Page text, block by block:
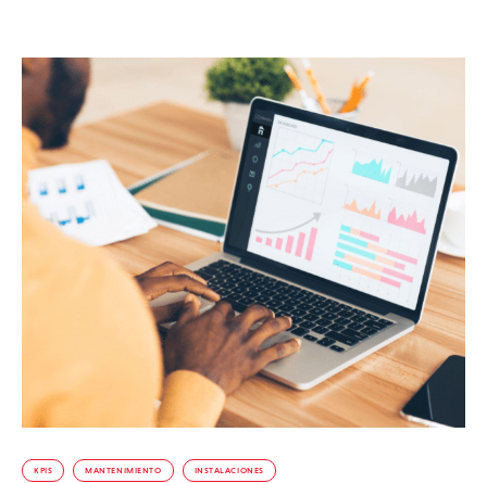
KPIS MANTENIMIENTO INSTALACIONES